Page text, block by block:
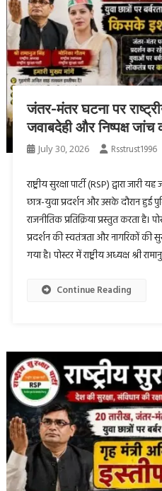
जंतर-मंतर घटना पर
जवाबदेही और निष्पक्ष जांच
July 30, 2026 Rsstrust1996
राष्ट्रीय सुरक्षा पार्टी (RSP) द्वारा
छात्र-युवा प्रदर्शन और उसके दौरान हुई
राजनीतिक प्रतिक्रिया प्रस्तुत करता है।
प्रदर्शन की स्वतंत्रता और नागरिकों की
गया है। पोस्टर में राष्ट्रीय अध्यक्ष श्री
Continue Reading